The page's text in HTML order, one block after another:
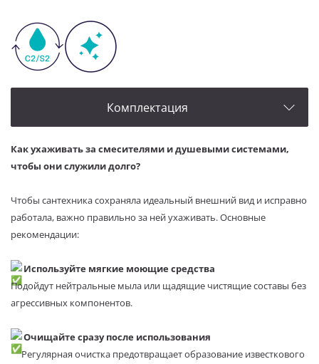
Комплектация
Как ухаживать за смесителями и душевыми системами,
чтобы они служили долго?
Чтобы сантехника сохраняла идеальный внешний вид и исправно
работала, важно правильно за ней ухаживать. Основные
рекомендации:
Используйте мягкие моющие средства
Подойдут нейтральные мыла или щадящие чистящие составы без
агрессивных компонентов.
Очищайте сразу после использования
Регулярная очистка предотвращает образование известкового